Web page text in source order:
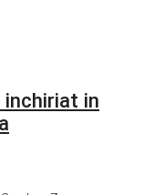
in